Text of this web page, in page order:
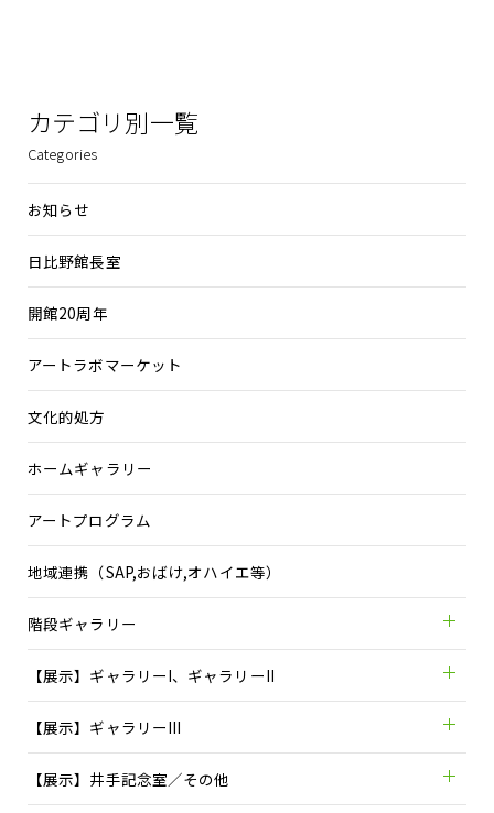
カテゴリ別一覧
Categories
お知らせ
日比野館長室
開館20周年
アートラボマーケット
文化的処方
ホームギャラリー
アートプログラム
地域連携（SAP,おばけ,オハイエ等）
階段ギャラリー
【展示】ギャラリーI、ギャラリーII
【展示】ギャラリーIII
【展示】井手記念室／その他